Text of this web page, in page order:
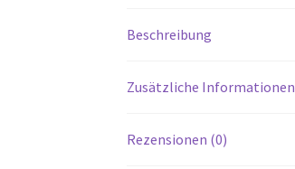
Beschreibung
Zusätzliche Informationen
Rezensionen (0)